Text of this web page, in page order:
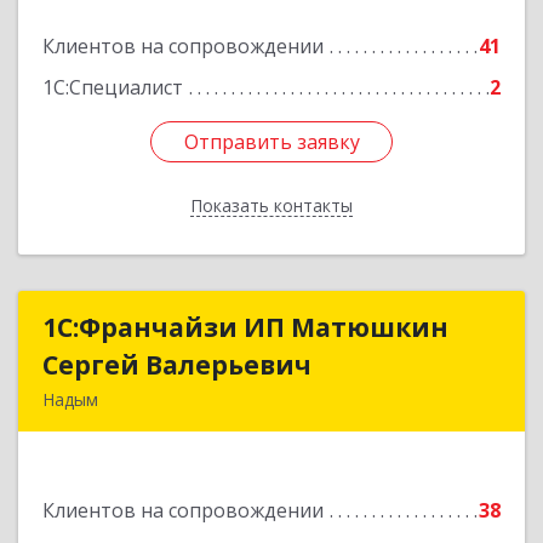
Клиентов на сопровождении
41
1С:Специалист
2
Отправить заявку
Показать контакты
Отправить заявку
Назад
1С:Франчайзи ИП Матюшкин
Сергей Валерьевич
Надым
Клиентов на сопровождении
38
1С:Франчайзи ИП Матюшкин
Сергей Валерьевич
Подробнее